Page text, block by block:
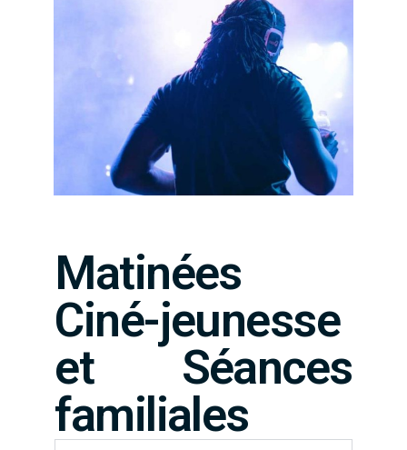
Matinées
Ciné-jeunesse
et Séances
familiales